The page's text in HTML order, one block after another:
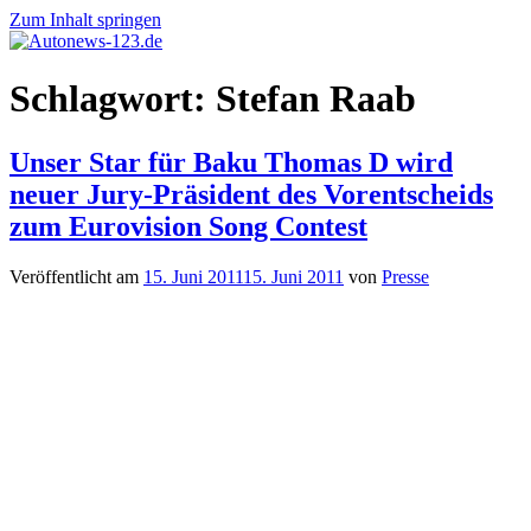
Zum Inhalt springen
Autonews-
123.de
Autonews
mit
Schlagwort: Stefan Raab
Unser Star für Baku Thomas D wird
neuer Jury-Präsident des Vorentscheids
zum Eurovision Song Contest
Veröffentlicht am 15. Juni 201115. Juni 2011 von Presse